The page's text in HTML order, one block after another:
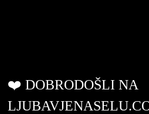
❤️ DOBRODOŠLI NA